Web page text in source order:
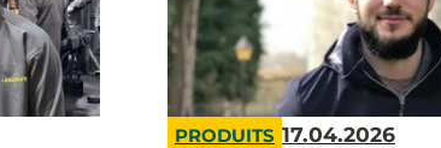
PRODUITS 17.04.2026